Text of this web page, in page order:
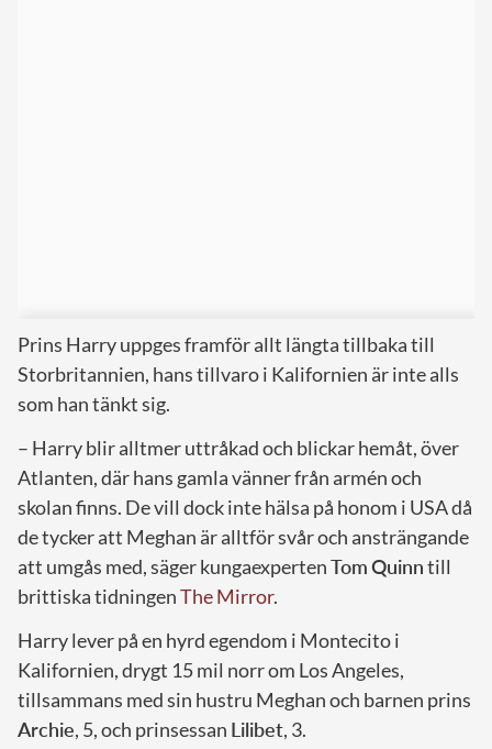
Prins Harry uppges framför allt längta tillbaka till
Storbritannien, hans tillvaro i Kalifornien är inte alls
som han tänkt sig.
– Harry blir alltmer uttråkad och blickar hemåt, över
Atlanten, där hans gamla vänner från armén och
skolan finns. De vill dock inte hälsa på honom i USA då
de tycker att Meghan är alltför svår och ansträngande
att umgås med, säger kungaexpertenTomQuinntill
brittiska tidningenThe Mirror.
Harry lever på en hyrd egendom i Montecito i
Kalifornien, drygt 15 mil norr om Los Angeles,
tillsammans med sin hustru Meghan och barnen prins
Archie, 5, och prinsessan Lilibet, 3.